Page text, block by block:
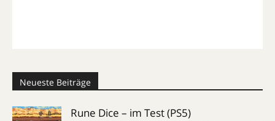
Neueste Beiträge
Rune Dice – im Test (PS5)